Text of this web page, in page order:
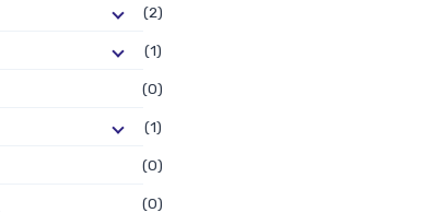
(2)
(1)
(0)
(1)
(0)
(0)